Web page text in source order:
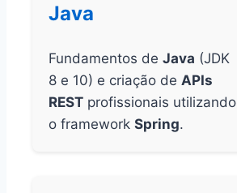
Java
Fundamentos de Java (JDK
8 e 10) e criação de APIs
REST profissionais utilizando
o framework Spring.